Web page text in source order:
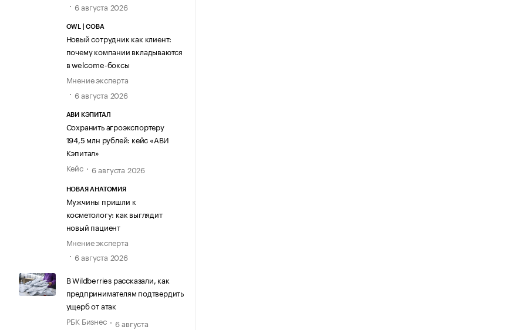
6 августа 2026
OWL | СОВА
Новый сотрудник как клиент:
почему компании вкладываются
в welcome-боксы
Мнение эксперта
6 августа 2026
АВИ КЭПИТАЛ
Сохранить агроэкспортеру
194,5 млн рублей: кейс «АВИ
Кэпитал»
Кейс
6 августа 2026
НОВАЯ АНАТОМИЯ
Мужчины пришли к
косметологу: как выглядит
новый пациент
Мнение эксперта
6 августа 2026
В Wildberries рассказали, как
предпринимателям подтвердить
ущерб от атак
РБК Бизнес
6 августа